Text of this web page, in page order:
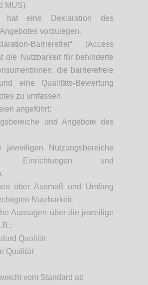
MUS)
hat eine Deklaration des
vorzulegen.
Barrierefrei“ (Access
die Nutzbarkeit für behinderte
, die barrierefreie
eine Qualitäts-Bewertung
zu umfassen.
angeführt:
und Angebote des
Nutzungsbereiche
Einrichtungen und
über Ausmaß und Umfang
Nutzbarkeit.
Aussagen über die jeweilige
Qualität
Qualität
vom Standard ab